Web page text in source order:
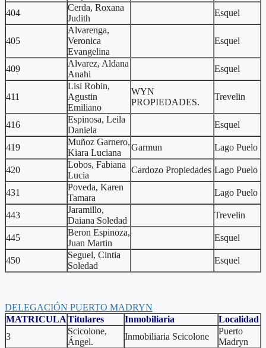
404
Cerda, Roxana
Judith
Esquel
405
Alvarenga,
Veronica
Evangelina
Esquel
409
Alvarez, Aldana
Anahi
Esquel
411
Lisi Robin,
Agustin
Emiliano
WYN
PROPIEDADES.
Trevelin
416
Espinosa, Leila
Daniela
Esquel
419
Muñoz Garnero,
Kiara Luciana
Garmun Lago Puelo
420
Lobos, Fabiana
Lucia
Cardozo Propiedades Lago Puelo
431
Poveda, Karen
Tamara
Lago Puelo
443
Jaramillo,
Daiana Soledad
Trevelin
445
Beron Espinoza,
Juan Martin
Esquel
450
Seguel, Cintia
Soledad
Esquel
DELEGACIÓN PUERTO MADRYN
MATRICULATitulares Inmobiliaria
Localidad
3
Scicolone,
Ángel.
Inmobiliaria Scicolone
Puerto
Madryn